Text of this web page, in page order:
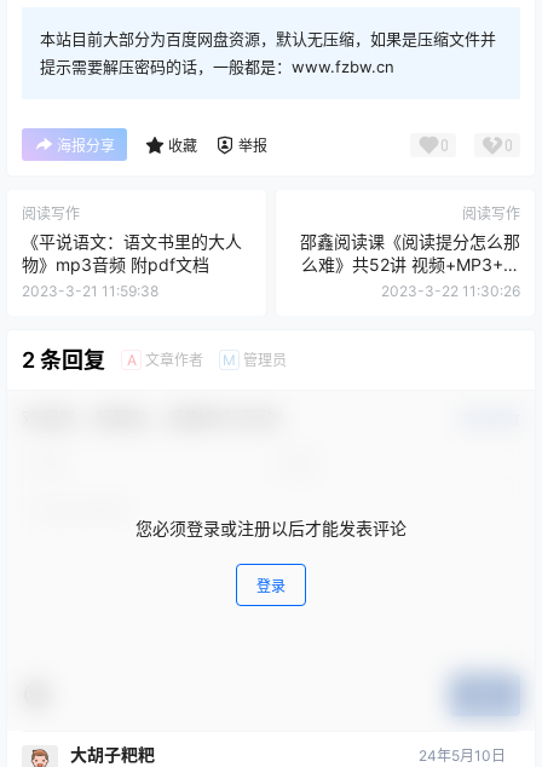
本站目前大部分为百度网盘资源，默认无压缩，如果是压缩文件并
提示需要解压密码的话，一般都是：www.fzbw.cn
海报分享 收藏 举报 0 0
阅读写作
《平说语文：语文书里的大人
物》mp3音频 附pdf文档
2023-3-21 11:59:38
阅读写作
邵鑫阅读课《阅读提分怎么那
么难》共52讲 视频+MP3+电
子文档
2023-3-22 11:30:26
2 条回复 A 文章作者 M 管理员
您必须登录或注册以后才能发表评论
登录
大胡子粑粑 24年5月10日